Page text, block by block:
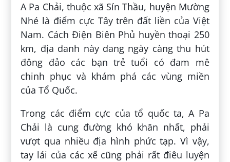
A Pa Chải, thuộc xã Sín Thầu, huyện Mường
Nhé là điểm cực Tây trên đất liền của Việt
Nam. Cách Điện Biên Phủ huyền thoại 250
km, địa danh này dang ngày càng thu hút
đông đảo các bạn trẻ tuổi có đam mê
chinh phục và khám phá các vùng miền
của Tổ Quốc.
Trong các điểm cực của tổ quốc ta, A Pa
Chải là cung đường khó khăn nhất, phải
vượt qua nhiều địa hình phức tạp. Vì vậy,
tay lái của các xế cũng phải rất điêu luyện